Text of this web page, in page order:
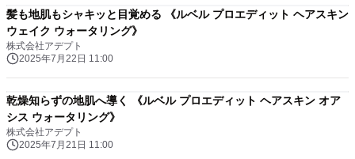
髪も地肌もシャキッと目覚める 《ルベル プロエディット ヘアスキン
ウェイク ウォータリング》
株式会社アデプト
2025年7月22日 11:00
乾燥知らずの地肌へ導く 《ルベル プロエディット ヘアスキン オア
シス ウォータリング》
株式会社アデプト
2025年7月21日 11:00